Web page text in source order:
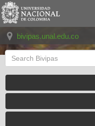
Skip
navigation
bivipas.unal.edu.co